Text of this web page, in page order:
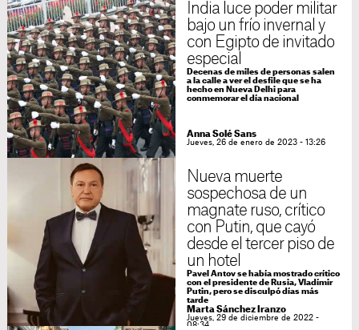
India luce poder militar
bajo un frío invernal y
con Egipto de invitado
especial
Decenas de miles de personas salen
a la calle a ver el desfile que se ha
hecho en Nueva Delhi para
conmemorar el día nacional
Anna Solé Sans
Jueves, 26 de enero de 2023 - 13:26
Nueva muerte
sospechosa de un
magnate ruso, crítico
con Putin, que cayó
desde el tercer piso de
un hotel
Pavel Antov se había mostrado crítico
con el presidente de Rusia, Vladímir
Putin, pero se disculpó días más
tarde
Marta Sánchez Iranzo
Jueves, 29 de diciembre de 2022 -
08:34